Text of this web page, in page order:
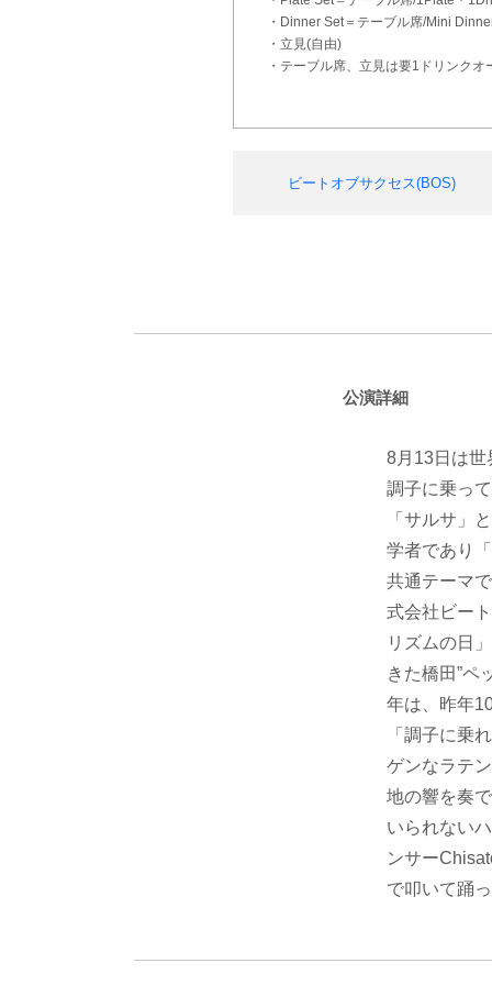
・Dinner Set＝テーブル席/Mini
・立見(自由)
・テーブル席、立見は要1ドリンクオ
ビートオブサクセス(BOS)
公演詳細
8月13日は世
調子に乗っ
「サルサ」
学者であり
共通テーマ
式会社ビー
リズムの日
きた橋田”ペ
年は、昨年
「調子に乗
ゲンなラテ
地の響を奏
いられない
ンサー
で叩いて踊